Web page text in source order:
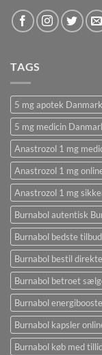
TAGS
5 mg apotek Danmark
5 mg medicin
Anastrozol 1 mg
Anastrozol 1 mg
Anastrozol 1 mg
Burnabol autentisk
Burnabol bedste tilbud
Burnabol bestil direkte
Burnabol betroet
Burnabol
Burnabol kapsler
Burnabol køb med